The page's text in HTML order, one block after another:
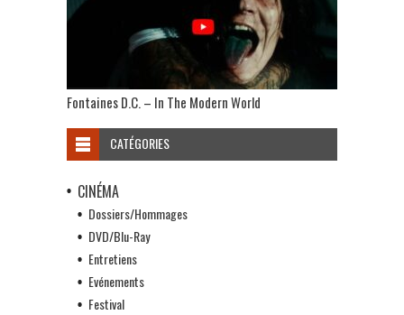
Fontaines D.C. – In The Modern World
CATÉGORIES
CINÉMA
Dossiers/Hommages
DVD/Blu-Ray
Entretiens
Evénements
Festival